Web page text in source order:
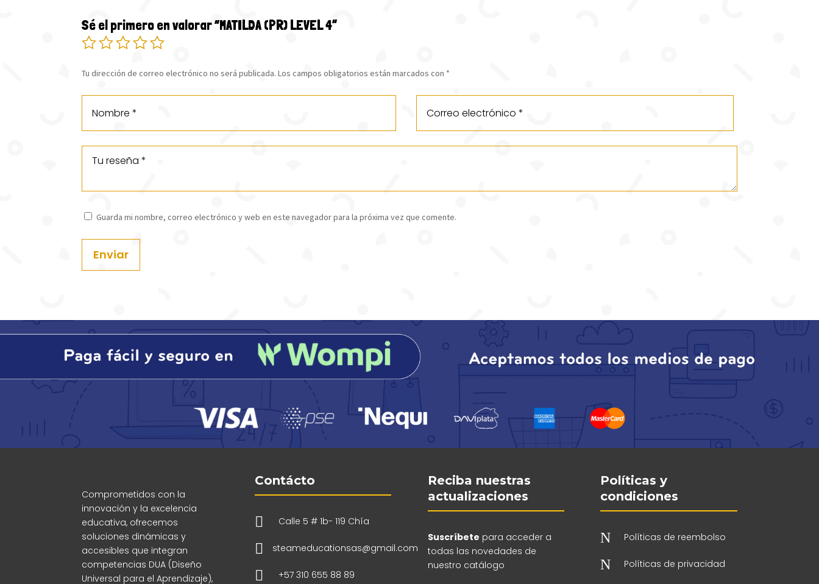
Sé el primero en valorar “MATILDA (PR) LEVEL 4”
Tu dirección de correo electrónico no será publicada. Los campos obligatorios están marcados con *
Guarda mi nombre, correo electrónico y web en este navegador para la próxima vez que comente.
Enviar
Comprometidos con la
innovación y la excelencia
educativa, ofrecemos
soluciones dinámicas y
accesibles que integran
competencias DUA (Diseño
Universal para el Aprendizaje),
Contácto
 Calle 5 # 1b- 119 Chía
 steameducationsas@gmail.com
 +57 310 655 88 89
Reciba nuestras
actualizaciones
Suscríbete para acceder a
todas las novedades de
nuestro catálogo
Políticas y
condiciones
N Políticas de reembolso
N Políticas de privacidad